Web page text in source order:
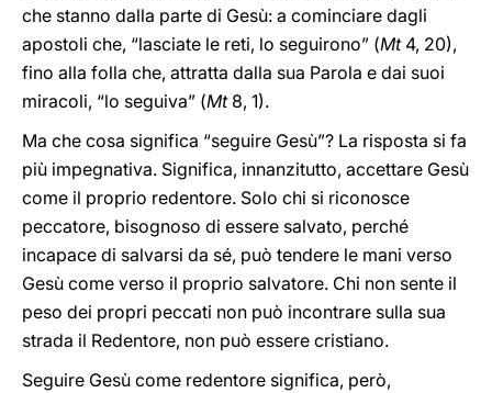
che stanno dalla parte di Gesù: a cominciare dagli
apostoli che, “lasciate le reti, lo seguirono” (Mt4, 20),
fino alla folla che, attratta dalla sua Parola e dai suoi
miracoli, “lo seguiva” (Mt8, 1).
Ma che cosa significa “seguire Gesù”? La risposta si fa
più impegnativa. Significa, innanzitutto, accettare Gesù
come il proprio redentore. Solo chi si riconosce
peccatore, bisognoso di essere salvato, perché
incapace di salvarsi da sé, può tendere le mani verso
Gesù come verso il proprio salvatore. Chi non sente il
peso dei propri peccati non può incontrare sulla sua
strada il Redentore, non può essere cristiano.
Seguire Gesù come redentore significa, però,